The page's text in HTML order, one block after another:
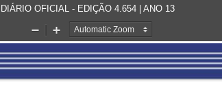
DIÁRIO OFICIAL - EDIÇÃO 4.654 | ANO 13